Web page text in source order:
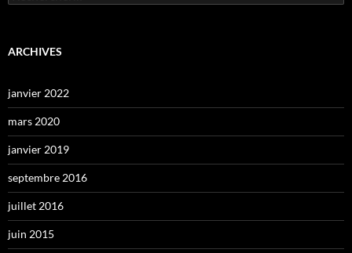
ARCHIVES
janvier 2022
mars 2020
janvier 2019
septembre 2016
juillet 2016
juin 2015